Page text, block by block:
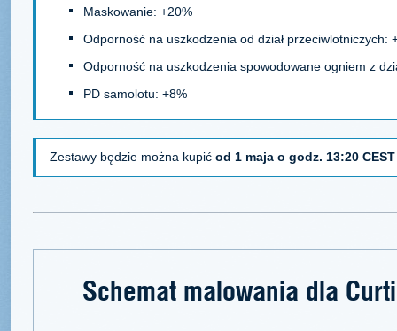
Maskowanie: +20%
Odporność na uszkodzenia od dział przeciwlotniczych:
Odporność na uszkodzenia spowodowane ogniem z
PD samolotu: +8%
Zestawy będzie można kupić od 1 maja o godz. 13:20 CEST
Schemat malowania dla